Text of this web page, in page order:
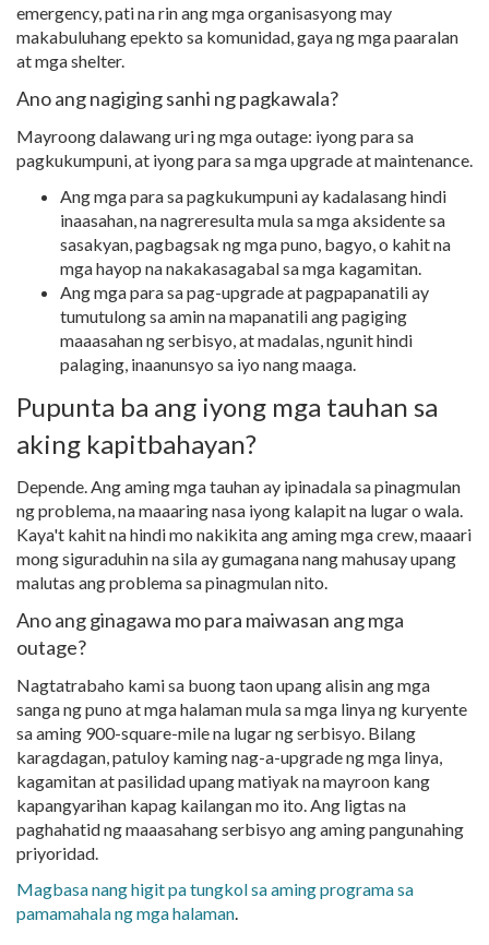
emergency, pati na rin ang mga organisasyong may
makabuluhang epekto sa komunidad, gaya ng mga paaralan
at mga shelter.
Ano ang nagiging sanhi ng pagkawala?
Mayroong dalawang uri ng mga outage: iyong para sa
pagkukumpuni, at iyong para sa mga upgrade at maintenance.
Ang mga para sa pagkukumpuni ay kadalasang hindi
inaasahan, na nagreresulta mula sa mga aksidente sa
sasakyan, pagbagsak ng mga puno, bagyo, o kahit na
mga hayop na nakakasagabal sa mga kagamitan.
Ang mga para sa pag-upgrade at pagpapanatili ay
tumutulong sa amin na mapanatili ang pagiging
maaasahan ng serbisyo, at madalas, ngunit hindi
palaging, inaanunsyo sa iyo nang maaga.
Pupunta ba ang iyong mga tauhan sa
aking kapitbahayan?
Depende. Ang aming mga tauhan ay ipinadala sa pinagmulan
ng problema, na maaaring nasa iyong kalapit na lugar o wala.
Kaya't kahit na hindi mo nakikita ang aming mga crew, maaari
mong siguraduhin na sila ay gumagana nang mahusay upang
malutas ang problema sa pinagmulan nito.
Ano ang ginagawa mo para maiwasan ang mga
outage?
Nagtatrabaho kami sa buong taon upang alisin ang mga
sanga ng puno at mga halaman mula sa mga linya ng kuryente
sa aming 900-square-mile na lugar ng serbisyo. Bilang
karagdagan, patuloy kaming nag-a-upgrade ng mga linya,
kagamitan at pasilidad upang matiyak na mayroon kang
kapangyarihan kapag kailangan mo ito. Ang ligtas na
paghahatid ng maaasahang serbisyo ang aming pangunahing
priyoridad.
Magbasa nang higit pa tungkol sa aming programa sa
pamamahala ng mga halaman.